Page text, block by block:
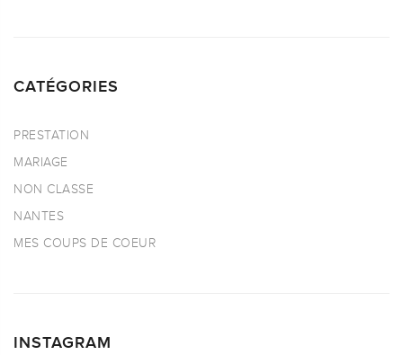
CATÉGORIES
PRESTATION
MARIAGE
NON CLASSE
NANTES
MES COUPS DE COEUR
INSTAGRAM